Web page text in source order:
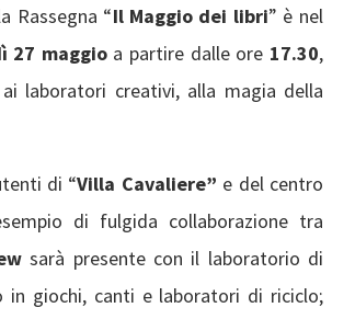
Rassegna “Il Maggio dei libri” è nel
27 maggioa partire dalle ore 17.30,
laboratori creativi, alla magia della
di “Villa Cavaliere” e del centro
di fulgida collaborazione tra
sarà presente con il laboratorio di
in giochi, canti e laboratori di riciclo;